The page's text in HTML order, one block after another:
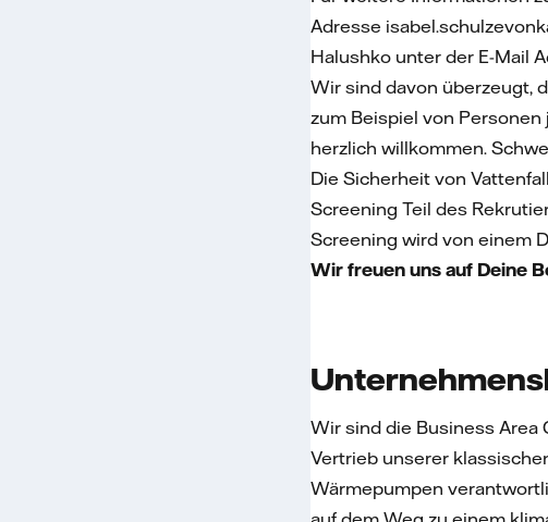
Adresse
Halushko unter der E-Mail
Wir sind davon überzeugt,
zum Beispiel von
herzlich willkommen.
Die Sicherheit von
Screening Teil des
Screening wird von einem
Wir freuen uns auf Deine
Wir sind die Business Area
Vertrieb unserer
Wärmepumpen